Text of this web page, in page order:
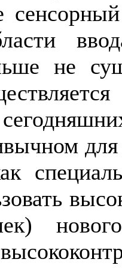
не